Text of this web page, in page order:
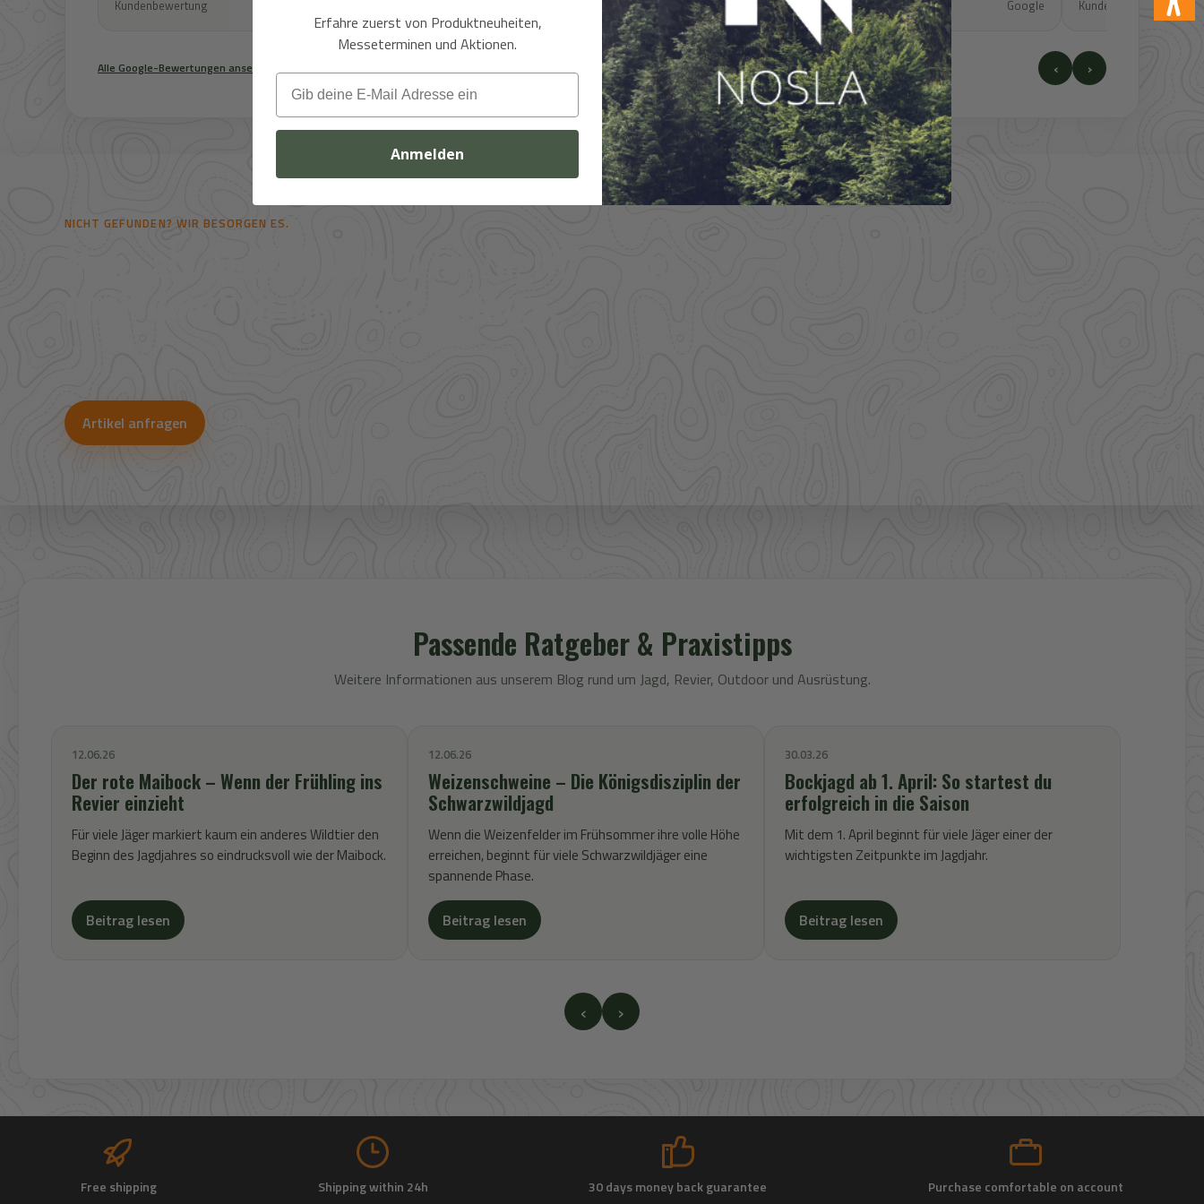
Kundenbewertung
Kundenbewertung
Google
Kundenbewertung
Google
Kundenbewertung
Alle Google-Bewertungen ansehen ‹ ›
NICHT GEFUNDEN? WIR BESORGEN ES.
Artikel anfragen
Passende Ratgeber & Praxistipps
Weitere Informationen aus unserem Blog rund um Jagd, Revier, Outdoor und Ausrüstung.
12.06.26
Der rote Maibock – Wenn der Frühling ins
Revier einzieht
Für viele Jäger markiert kaum ein anderes Wildtier den
Beginn des Jagdjahres so eindrucksvoll wie der Maibock.
Beitrag lesen
12.06.26
Weizenschweine – Die Königsdisziplin der
Schwarzwildjagd
Wenn die Weizenfelder im Frühsommer ihre volle Höhe
erreichen, beginnt für viele Schwarzwildjäger eine
spannende Phase.
Beitrag lesen
30.03.26
Bockjagd ab 1. April: So startest du
erfolgreich in die Saison
Mit dem 1. April beginnt für viele Jäger einer der
wichtigsten Zeitpunkte im Jagdjahr.
Beitrag lesen
‹ ›
Free shipping Shipping within 24h 30 days money back guarantee Purchase comfortable on account
Erfahre zuerst von Produktneuheiten,
Messeterminen und Aktionen.
Email
Anmelden